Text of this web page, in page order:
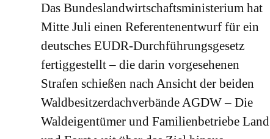
Das Bundeslandwirtschaftsministerium hat
Mitte Juli einen Referentenentwurf für ein
deutsches EUDR-Durchführungsgesetz
fertiggestellt – die darin vorgesehenen
Strafen schießen nach Ansicht der beiden
Waldbesitzerdachverbände AGDW – Die
Waldeigentümer und Familienbetriebe Land